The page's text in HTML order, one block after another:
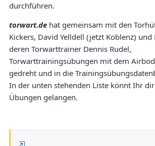
durchführen.
torwart.de hat gemeinsam mit den
Kickers, David Yelldell (jetzt Koblenz) und
deren Torwarttrainer Dennis Rudel,
Torwarttrainingsübungen mit dem
gedreht und in die
In der unten stehenden Liste könnt Ihr
Übungen gelangen.